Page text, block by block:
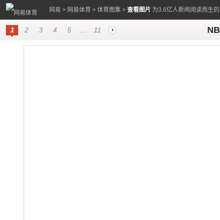
网易 > 网易体育 > 体育图集 > 查看图片 为3.6亿人新闻阅读而生
1 2 3 4 5 11